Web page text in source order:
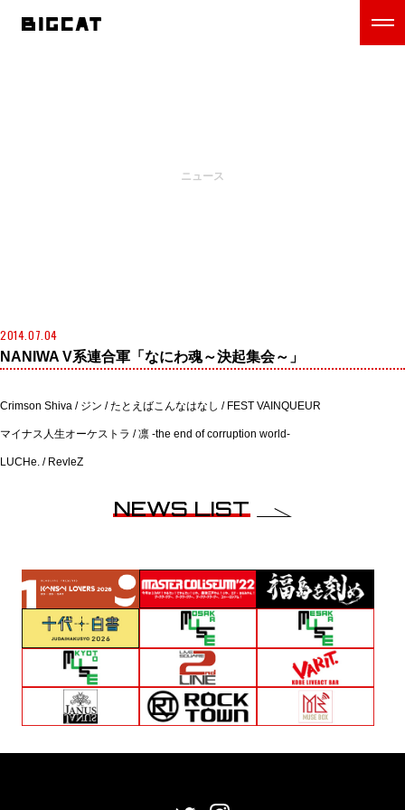
ニュース
2014.07.04
NANIWA V系連合軍「なにわ魂～決起集会～」
Crimson Shiva / ジン / たとえばこんなはなし / FEST VAINQUEUR
マイナス人生オーケストラ / 凛 -the end of corruption world-
LUCHe. / RevleZ
NEWS LIST